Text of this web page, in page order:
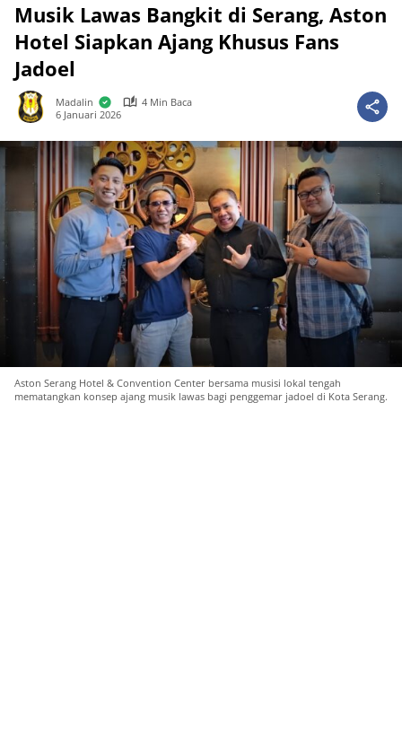
Musik Lawas Bangkit di Serang, Aston
Hotel Siapkan Ajang Khusus Fans
Jadoel
Madalin
4 Min Baca
6 Januari 2026
Aston Serang Hotel & Convention Center bersama musisi lokal tengah
mematangkan konsep ajang musik lawas bagi penggemar jadoel di Kota Serang.